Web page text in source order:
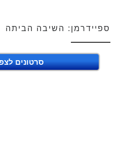
ספיידרמן: השיבה הביתה
סרטונים